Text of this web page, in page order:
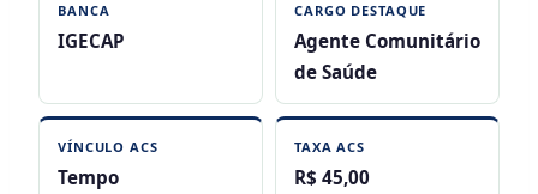
BANCA
IGECAP
CARGO DESTAQUE
Agente Comunitário
de Saúde
VÍNCULO ACS
Tempo
TAXA ACS
R$ 45,00